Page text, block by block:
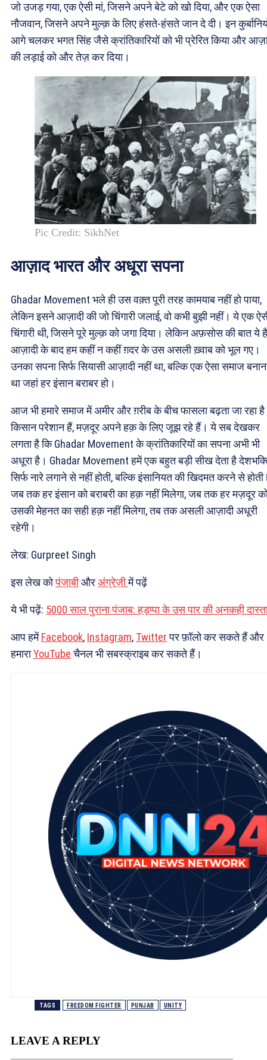
जो उजड़ गया, एक ऐसी मां, जिसने अपने बेटे को खो दिया, और एक ऐसा
नौजवान, जिसने अपने मुल्क़ के लिए हंसते-हंसते जान दे दी। इन
आगे चलकर भगत सिंह जैसे क्रांतिकारियों को भी प्रेरित किया और
की लड़ाई को और तेज़ कर दिया।
Pic Credit: SikhNet
आज़ाद भारत और अधूरा सपना
Ghadar Movement भले ही उस वक़्त पूरी तरह कामयाब नहीं हो पाया,
लेकिन इसने आज़ादी की जो चिंगारी जलाई, वो कभी बुझी नहीं। ये एक
चिंगारी थी, जिसने पूरे मुल्क़ को जगा दिया। लेकिन अफ़सोस की बात ये
आज़ादी के बाद हम कहीं न कहीं ग़दर के उस असली ख़्वाब को भूल गए।
उनका सपना सिर्फ सियासी आज़ादी नहीं था, बल्कि एक ऐसा समाज
था जहां हर इंसान बराबर हो।
आज भी हमारे समाज में अमीर और ग़रीब के बीच फासला बढ़ता जा रहा
किसान परेशान हैं, मज़दूर अपने हक़ के लिए जूझ रहे हैं। ये सब देखकर
लगता है कि Ghadar Movement के क्रांतिकारियों का सपना अभी भी
अधूरा है। Ghadar Movement हमें एक बहुत बड़ी सीख देता है
सिर्फ नारे लगाने से नहीं होती, बल्कि इंसानियत की खिदमत करने से
जब तक हर इंसान को बराबरी का हक़ नहीं मिलेगा, जब तक हर मज़दूर
उसकी मेहनत का सही हक़ नहीं मिलेगा, तब तक असली आज़ादी अधूरी
रहेगी।
लेख: Gurpreet Singh
इस लेख कोपंजाबीऔरअंग्रेज़ीमें पढ़ें
ये भी पढ़ें: 5000 साल पुराना पंजाब: हड़प्पा के उस पार की अनकही
आप हमेंFacebook, Instagram, Twitterपर फ़ॉलो कर सकते हैं और
हमाराYouTubeचैनल भी सबस्क्राइब कर सकते हैं।
TAGS FREEDOM FIGHTER PUNJAB UNITY
LEAVE A REPLY